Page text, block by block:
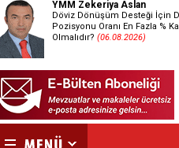
YMM Zekeriya Aslan
Döviz Dönüşüm Desteği İçin
Pozisyonu Oranı En Fazla %
Olmalıdır? (06.08.2026)